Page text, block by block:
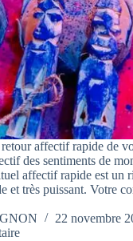
affectif rapide de
des sentiments de
affectif rapide est un
et très puissant. Votre
22 novembre